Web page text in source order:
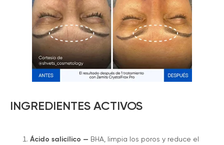
INGREDIENTES ACTIVOS
Ácido salicílico — BHA, limpia los poros y reduce el